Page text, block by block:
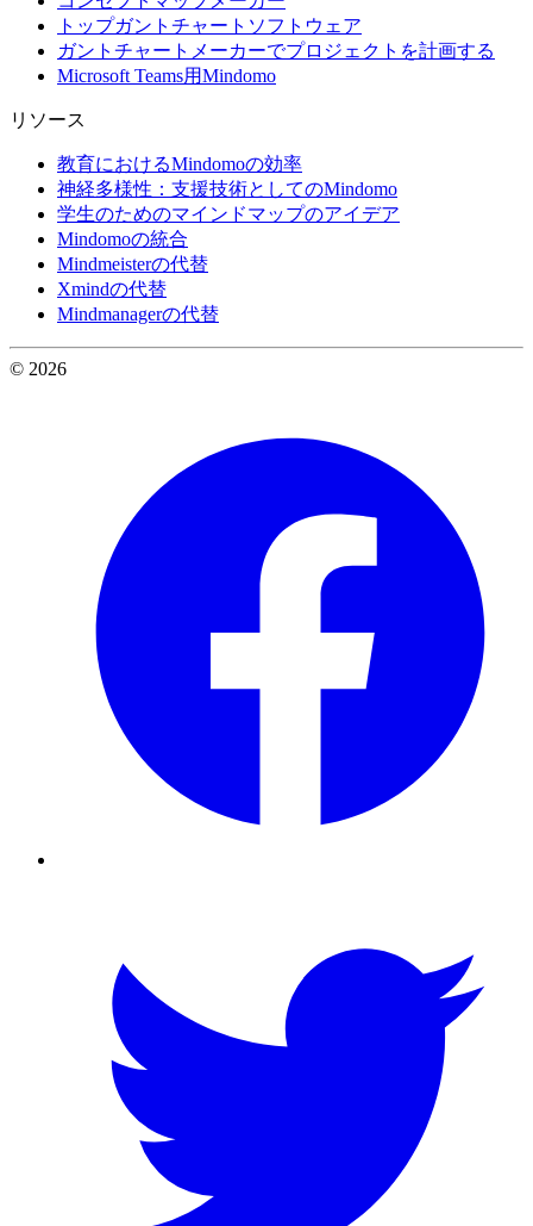
トップガントチャートソフトウェア
ガントチャートメーカーでプロジェクトを計画する
Microsoft Teams用Mindomo
リソース
教育におけるMindomoの効率
神経多様性：支援技術としてのMindomo
学生のためのマインドマップのアイデア
Mindomoの統合
Mindmeisterの代替
Xmindの代替
Mindmanagerの代替
© 2026